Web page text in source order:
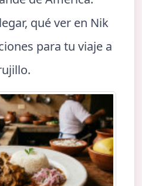
qué ver en Nik
para tu viaje a